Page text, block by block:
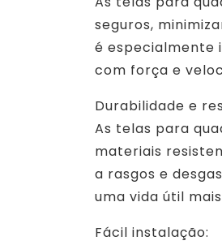
seguros,
é especialmente
com força e
Durabilidade e
As telas para
materiais
a rasgos e
uma vida útil
Fácil instalação: